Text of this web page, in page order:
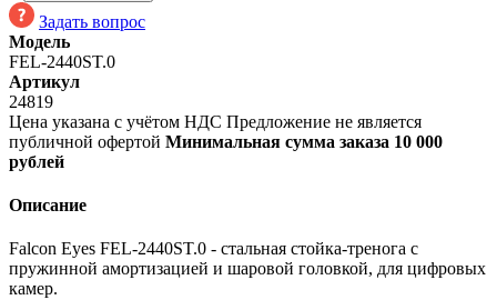
Задать вопрос
Модель
FEL-2440ST.0
Артикул
24819
Цена указана с учётом НДС Предложение не является
публичной офертой Минимальная сумма заказа 10 000
рублей
Описание
Falcon Eyes FEL-2440ST.0 - стальная стойка-тренога с
пружинной амортизацией и шаровой головкой, для цифровых
камер.